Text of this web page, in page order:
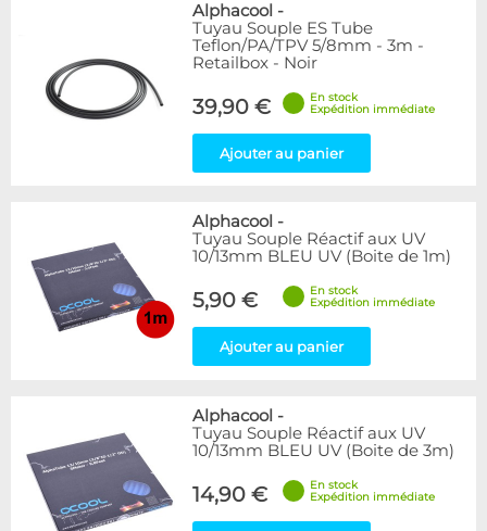
Alphacool -
Tuyau Souple ES Tube
Teflon/PA/TPV 5/8mm - 3m -
Retailbox - Noir
39,90 €
En stock
Expédition immédiate
Ajouter au panier
Alphacool -
Tuyau Souple Réactif aux UV
10/13mm BLEU UV (Boite de 1m)
5,90 €
En stock
Expédition immédiate
Ajouter au panier
Alphacool -
Tuyau Souple Réactif aux UV
10/13mm BLEU UV (Boite de 3m)
14,90 €
En stock
Expédition immédiate